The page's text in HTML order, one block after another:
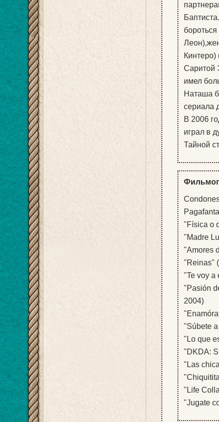
Саритой
имел
Наташа
сериала
В 2006
играл в
Тайной
"Física o
"Madre
"Amores
"Reinas"
"Te voy a
"Pasión
2004)
"Súbete
"Lo que
"DKDA:
"Las
"Life
"Jugate